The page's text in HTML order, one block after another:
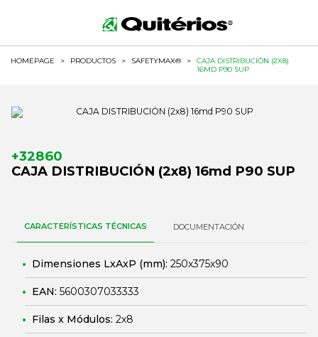
HOMEPAGE > PRODUCTOS > SAFETYMAX® >
CAJA DISTRIBUCIÓN (2X8)
16MD P90 SUP
+32860
CAJA DISTRIBUCIÓN (2x8) 16md P90 SUP
CARACTERÍSTICAS TÉCNICAS DOCUMENTACIÓN
Dimensiones LxAxP (mm): 250x375x90
EAN: 5600307033333
Filas x Módulos: 2x8